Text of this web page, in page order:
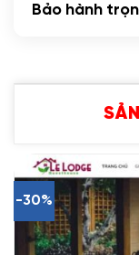
Bảo hành
-30%